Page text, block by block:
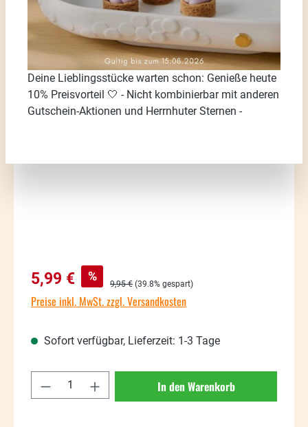
Verkaufspreis:
5,99 € % Regulärer Preis:
9,95 € (39.8% gespart)
Preise inkl. MwSt. zzgl. Versandkosten
Sofort verfügbar, Lieferzeit: 1-3 Tage
Produkt Anzahl: Gib den gewünschten
In den Warenkorb
Deine Lieblingsstücke warten schon: Genieße heute
10% Preisvorteil 🤍 - Nicht kombinierbar mit anderen
Gutschein-Aktionen und Herrnhuter Sternen -